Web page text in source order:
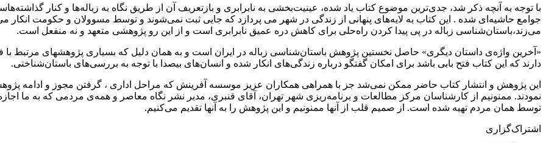
با توجه به آنچه ذکر شد، جدی‌ترین موضوع کتاب یاد شده، عینیت‌بخشی به نابرابری و بازتعریف آن از طریق نگاه به زباله‌ها و کنار
جوامع حاشیه‌ای شده . این کتاب به لایه‌های پنهانی از زندگی در شهر می پردازد که جایی ثبت نمی‌شوند و توسط مسوولان و حکومت انکار
می‌زند،باستان‌شناسی زباله در پی پیدا کردن راه‌حلی برای کاهش دره عمیق نابرابری است و از این رو پژوهشی متعهد و نه منفعل است.
«آخرین واژه‌ی داستان دیگری» حاصل نخستین پژوهش باستان‌شناسی زباله در ایران است و به همان دلیل که بسیاری پژوهشهای مرتبط با فقر
دارند که این کتاب فتح بابی باشد برای امکان گفتگو درباره زندگی‌های انکار شده و انسان‌های بیصدا با توجه به بررسی‌های باستان‌شناختی.
این پژوهش و انتشار کتاب حاضر ممکن نمی‌شد جز با همراهی همکاران عزیز موسسه آفرینش که مراحل اداری ، گرفتن مجوز و ادامه
نمودند. ممنونیم از کارشناسان مرکز مطالعات و برنامه‌ریزی شهر تهران، آقای قنبری، مدیر نشر نگاه معاصر و همه‌ی مردمی که به ما
توسط همان مردم تهیه شده است. از صمیم قلب از آنها ممنونیم و این پژوهش را به آنها تقدیم می‌کنیم.
اشتراک‌گزاری